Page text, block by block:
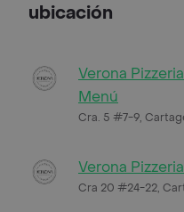
ubicación
Verona
Menú
Cra. 5 #7-9,
Verona
Cra 20 #24-22,